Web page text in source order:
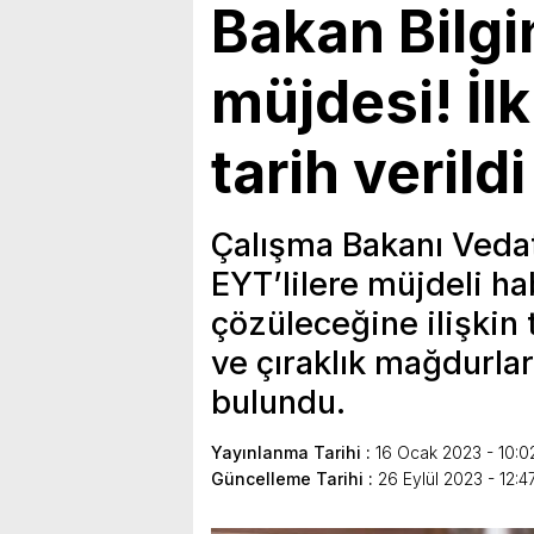
Bakan
müjdesi!
tarih verildi
Çalışma Bakanı
EYT’lilere müjdeli
çözüleceğine ilişkin
ve çıraklık
bulundu.
Yayınlanma Tarihi : 16 Ocak 2023 -
Güncelleme Tarihi : 26 Eylül 2023 -